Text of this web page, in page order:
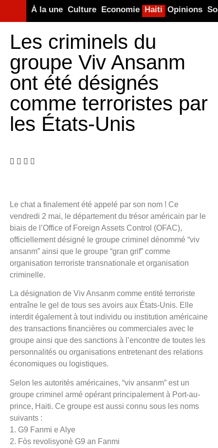
À la une Culture Economie Haiti Opinions
Les criminels du
groupe Viv Ansanm
ont été désignés
comme terroristes par
les États-Unis
Le chat a finalement été appelé par son nom ! Ce
vendredi 2 mai, le département du trésor américain par le
biais de l’Office of Foreign Assets Control (OFAC),
officiellement désigné le groupe criminel dénommé “viv
ansanm” ainsi que le groupe “gran grif” comme
organisation terroriste transnationale et organisation
criminelle.
La désignation de Viv Ansanm comme entité terroriste
entraîne le gel de tous ses avoirs aux États-Unis. Elle
interdit également à tout individu ou institution américaine
des transactions financières ou commerciales avec le
groupe ainsi que des sanctions à l’encontre de toutes les
personnalités ou organisations entretenant des relations
économiques ou logistiques.
Selon les autorités américaines, “viv ansanm” est un
groupe criminel armé opérant principalement à Port-au-
prince, Haiti. Ce groupe est aussi connu sous les noms
suivants :
1. G9 Fanmi e Alye
2. Fòs revolisyonè G9 an Fanmi